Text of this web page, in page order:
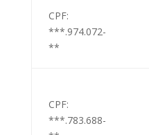
CPF:
***.974.072-
**
CPF:
***.783.688-